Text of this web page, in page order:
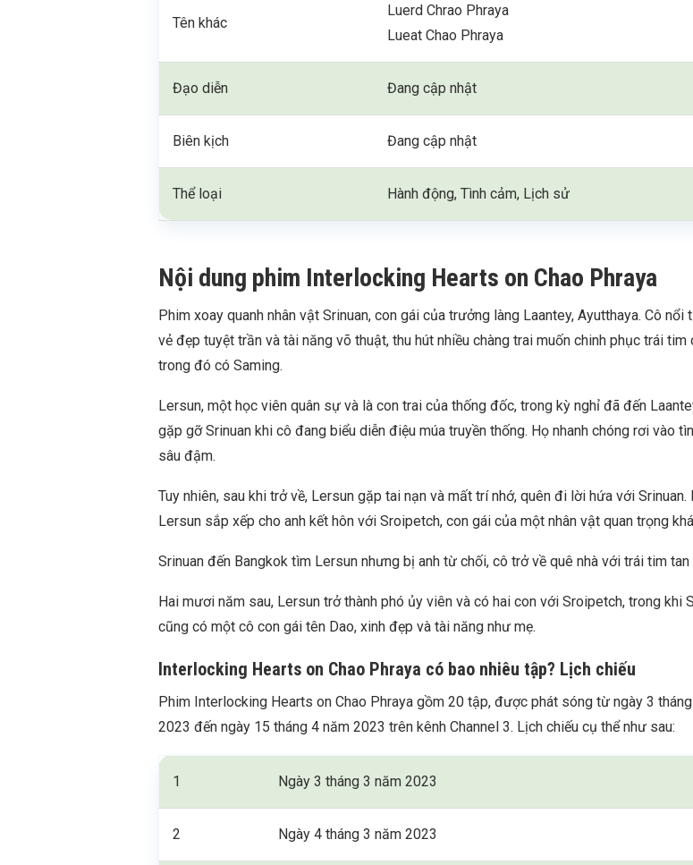
Tên khác
Luerd Chrao Phraya
Lueat Chao Phraya
Đạo diễn Đang cập nhật
Biên kịch Đang cập nhật
Thể loại Hành động, Tình cảm, Lịch sử
Nội dung phim Interlocking Hearts on Chao Phraya
Phim xoay quanh nhân vật Srinuan, con gái của trưởng làng Laantey, Ayutthaya. Cô nổi
vẻ đẹp tuyệt trần và tài năng võ thuật, thu hút nhiều chàng trai muốn chinh phục trái tim
trong đó có Saming.
Lersun, một học viên quân sự và là con trai của thống đốc, trong kỳ nghỉ đã đến
gặp gỡ Srinuan khi cô đang biểu diễn điệu múa truyền thống. Họ nhanh chóng rơi vào
sâu đậm.
Tuy nhiên, sau khi trở về, Lersun gặp tai nạn và mất trí nhớ, quên đi lời hứa với Srinuan.
Lersun sắp xếp cho anh kết hôn với Sroipetch, con gái của một nhân vật quan trọng
Srinuan đến Bangkok tìm Lersun nhưng bị anh từ chối, cô trở về quê nhà với trái tim tan
Hai mươi năm sau, Lersun trở thành phó ủy viên và có hai con với Sroipetch, trong khi
cũng có một cô con gái tên Dao, xinh đẹp và tài năng như mẹ.
Interlocking Hearts on Chao Phraya có bao nhiêu tập? Lịch chiếu
Phim Interlocking Hearts on Chao Phraya gồm 20 tập, được phát sóng từ ngày 3
2023 đến ngày 15 tháng 4 năm 2023 trên kênh Channel 3. Lịch chiếu cụ thể như sau:
1 Ngày 3 tháng 3 năm 2023
2 Ngày 4 tháng 3 năm 2023